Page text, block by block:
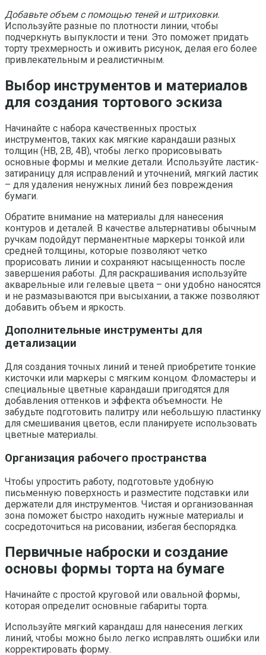
Добавьте объем с помощью теней и штриховки.
Используйте разные по плотности линии, чтобы
подчеркнуть выпуклости и тени. Это поможет придать
торту трехмерность и оживить рисунок, делая его более
привлекательным и реалистичным.
Выбор инструментов и материалов
для создания тортового эскиза
Начинайте с набора качественных простых
инструментов, таких как мягкие карандаши разных
толщин (HB, 2B, 4B), чтобы легко прорисовывать
основные формы и мелкие детали. Используйте ластик-
затираницу для исправлений и уточнений, мягкий ластик
– для удаления ненужных линий без повреждения
бумаги.
Обратите внимание на материалы для нанесения
контуров и деталей. В качестве альтернативы обычным
ручкам подойдут перманентные маркеры тонкой или
средней толщины, которые позволяют четко
прорисовать линии и сохраняют насыщенность после
завершения работы. Для раскрашивания используйте
акварельные или гелевые цвета – они удобно наносятся
и не размазываются при высыхании, а также позволяют
добавить объем и яркость.
Дополнительные инструменты для
детализации
Для создания точных линий и теней приобретите тонкие
кисточки или маркеры с мягким концом. Фломастеры и
специальные цветные карандаши пригодятся для
добавления оттенков и эффекта объемности. Не
забудьте подготовить палитру или небольшую пластинку
для смешивания цветов, если планируете использовать
цветные материалы.
Организация рабочего пространства
Чтобы упростить работу, подготовьте удобную
письменную поверхность и разместите подставки или
держатели для инструментов. Чистая и организованная
зона поможет быстро находить нужные материалы и
сосредоточиться на рисовании, избегая беспорядка.
Первичные наброски и создание
основы формы торта на бумаге
Начинайте с простой круговой или овальной формы,
которая определит основные габариты торта.
Используйте мягкий карандаш для нанесения легких
линий, чтобы можно было легко исправлять ошибки или
корректировать форму.